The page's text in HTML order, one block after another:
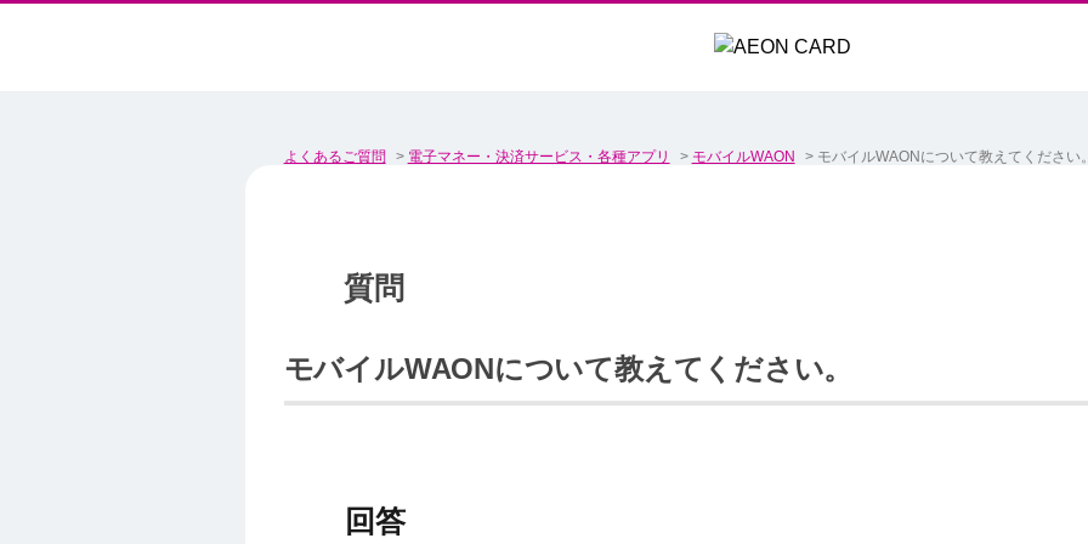
よくあるご質問 > 電子マネー・決済サービス・各種アプリ > モバイルWAON > モバイルWAONについて教えてください
モバイルWAONについて教えてください。